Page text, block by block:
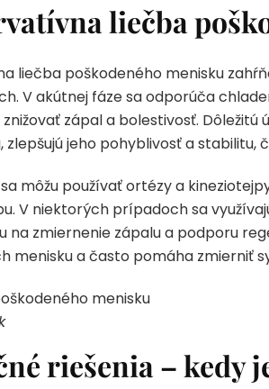
liečba
liečba poškodeného menisku
V akútnej fáze sa odporúča
zápal a bolestivosť.
zlepšujú jeho pohyblivosť a
môžu používať ortézy a
V niektorých prípadoch sa
na zmiernenie zápalu a podporu
menisku a často pomáha zmierniť
riešenia – kedy